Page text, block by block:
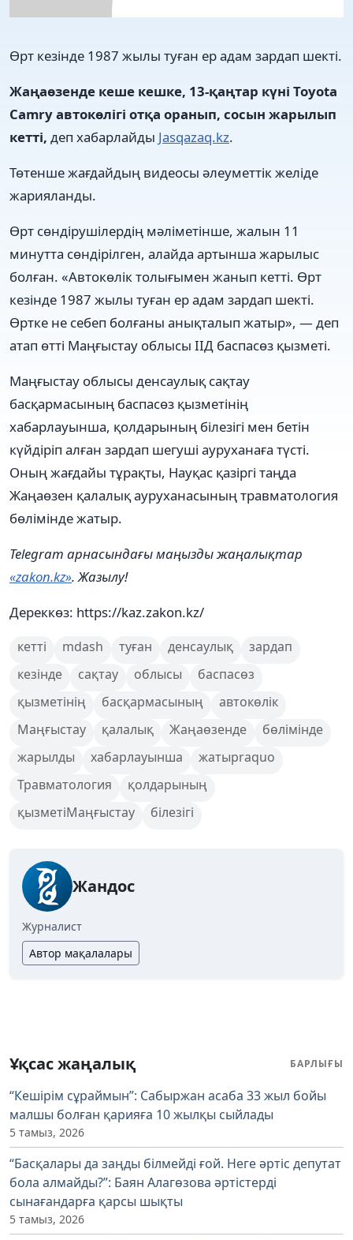
Өрт кезінде 1987 жылы туған ер адам зардап шекті.
Жаңаөзенде кеше кешке, 13-қаңтар күні Toyota
Cаmry автокөлігі отқа оранып, сосын жарылып
кетті, деп хабарлайды Jasqazaq.kz.
Төтенше жағдайдың видеосы әлеуметтік желіде
жарияланды.
Өрт сөндірушілердің мәліметінше, жалын 11
минутта сөндірілген, алайда артынша жарылыс
болған. «Автокөлік толығымен жанып кетті. Өрт
кезінде 1987 жылы туған ер адам зардап шекті.
Өртке не себеп болғаны анықталып жатыр», — деп
атап өтті Маңғыстау облысы ІІД баспасөз қызметі.
Маңғыстау облысы денсаулық сақтау
басқармасының баспасөз қызметінің
хабарлауынша, қолдарының білезігі мен бетін
күйдіріп алған зардап шегуші ауруханаға түсті.
Оның жағдайы тұрақты, Науқас қазіргі таңда
Жаңаөзен қалалық ауруханасының травматология
бөлімінде жатыр.
Telegram арнасындағы маңызды жаңалықтар
«zakon.kz». Жазылу!
Дереккөз: https://kaz.zakon.kz/
кетті mdash туған денсаулық
зардап
кезінде
сақтау облысы
баспасөз
қызметінің
басқармасының
автокөлік
Маңғыстау
қалалық Жаңаөзенде
бөлімінде
жарылды
хабарлауынша
жатырraquo
Травматология
қолдарының
қызметіМаңғыстау
білезігі
Жандос
Журналист
Автор мақалалары
Ұқсас жаңалық БАРЛЫҒЫ
“Кешірім сұраймын”: Сабыржан асаба 33 жыл бойы
малшы болған қарияға 10 жылқы сыйлады
5 тамыз, 2026
“Басқалары да заңды білмейді ғой. Неге әртіс депутат
бола алмайды?”: Баян Алагөзова әртістерді
сынағандарға қарсы шықты
5 тамыз, 2026